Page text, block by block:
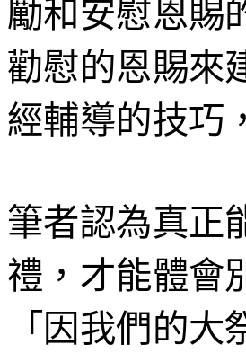
勵和安慰恩賜
勸慰的恩賜來
經輔導的技巧
筆者認為真正
禮，才能體會
「因我們的大